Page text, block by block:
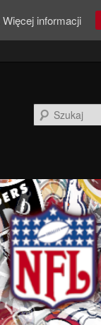
Więcej informacji